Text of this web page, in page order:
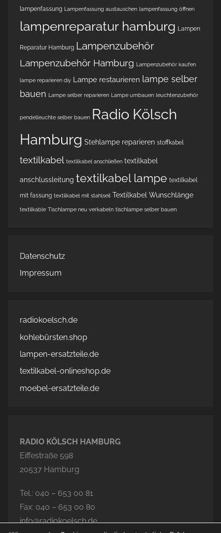
lampenfassung Lampenfassung austauschen lampenfassung öffnen
lampenreparatur hamburg Lampen
Reparatur Hamburg Lampenzubehör
Lampenzubehör Hamburg Lampenzubehör kaufen
lampe reparieren diy Lampe restaurieren lampe selber
bauen
Lampe selber reparieren Lampe umbauen leuchtenzubehör
pendelleuchte selber bauen Radio Kölsch
Hamburg Stehlampe reparieren stoffkabel
textilkabel textilkabel anschließen textilkabel
anschlussleitung textilkabel lampe textilkabel
mit fassung textilkabel mit stahlseil Textilkabel Wunschlänge
textilkable Tischlampe neu verkabeln tischlampe selber bauen
Datenschutz
Impressum
radiokoelsch.de
kohlebürsten.shop
lampen-ersatzteile.de
textilkabel-onlineshop.de
moebel-ersatzteile.de
RADIO KÖLSCH HAMBURG
Eiffestraße 598
20537 Hamburg
Tel.: 040 – 653 00 81
Fax: 040 – 653 00 80
info@radiokoelsch.de